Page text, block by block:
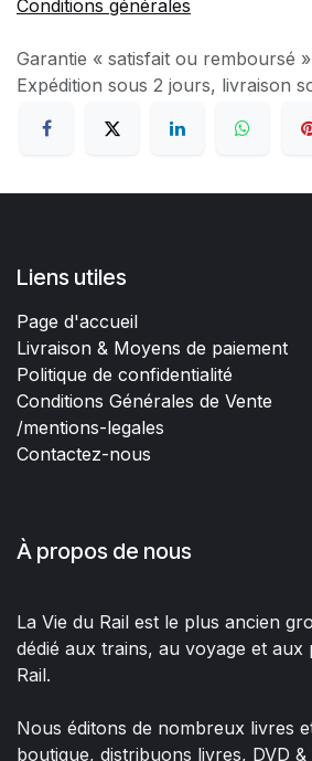
Conditions générales
Garantie « satisfait ou remboursé
Expédition sous 2 jours, livraison
Liens utiles
Page d'accueil
Livraison & Moyens de paiement
Politique de confidentialité
Conditions Générales de Vente
/mentions-legales
Contactez-nous
À propos de nous
La Vie du Rail est le plus ancien
dédié aux trains, au voyage et aux
Rail.
Nous éditons de nombreux livres
boutique, distribuons livres, DVD &